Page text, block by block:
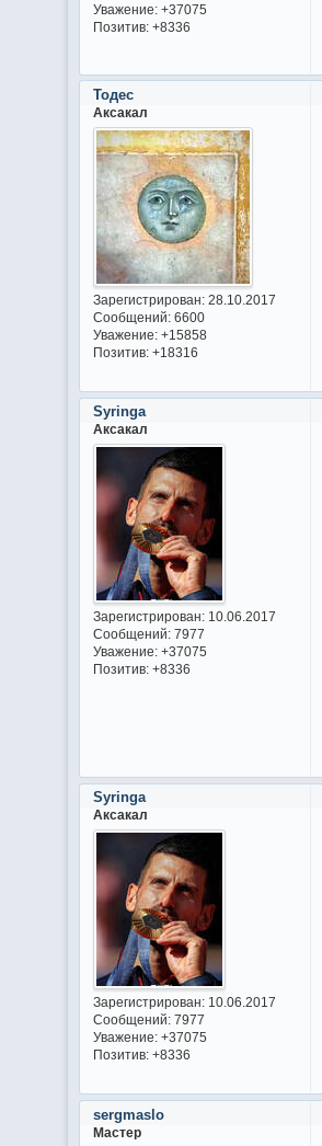
Уважение: +37075
Позитив: +8336
Тодес
Аксакал
Зарегистрирован: 28.10.2017
Сообщений:6600
Уважение: +15858
Позитив: +18316
Syringa
Аксакал
Зарегистрирован: 10.06.2017
Сообщений:7977
Уважение: +37075
Позитив: +8336
Syringa
Аксакал
Зарегистрирован: 10.06.2017
Сообщений:7977
Уважение: +37075
Позитив: +8336
sergmaslo
Мастер